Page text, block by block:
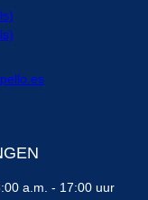
a.m. - 17:00 uur